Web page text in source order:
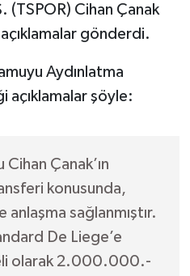
(TSPOR) Cihan Çanak
gönderdi.
Aydınlatma
açıklamalar şöyle:
Çanak’ın
konusunda,
sağlanmıştır.
De Liege’e
olarak 2.000.000.-